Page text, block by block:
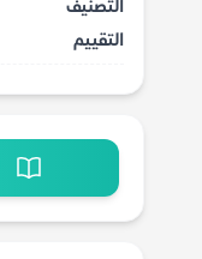
التصنيف
التقييم